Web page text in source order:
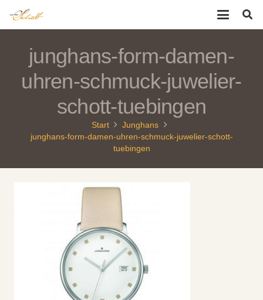
junghans-form-damen-
uhren-schmuck-juwelier-
schott-tuebingen
Start
Junghans
junghans-form-damen-uhren-schmuck-juwelier-schott-
tuebingen